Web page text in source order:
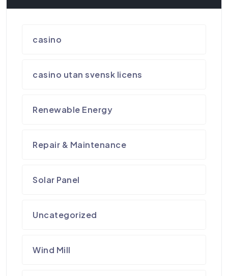
casino
casino utan svensk licens
Renewable Energy
Repair & Maintenance
Solar Panel
Uncategorized
Wind Mill